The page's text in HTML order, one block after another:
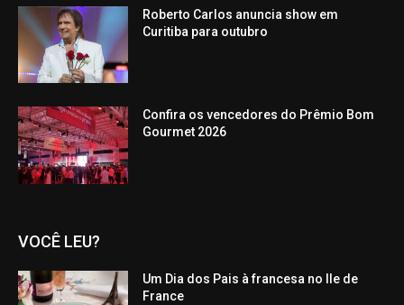
Roberto Carlos anuncia show em
Curitiba para outubro
Confira os vencedores do Prêmio Bom
Gourmet 2026
VOCÊ LEU?
Um Dia dos Pais à francesa no Ile de
France